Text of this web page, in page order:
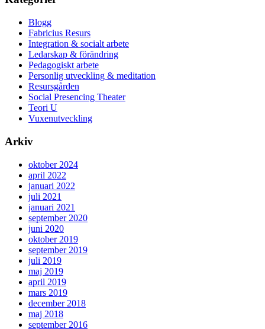
Blogg
Fabricius Resurs
Integration & socialt arbete
Ledarskap & förändring
Pedagogiskt arbete
Personlig utveckling & meditation
Resursgården
Social Presencing Theater
Teori U
Vuxenutveckling
Arkiv
oktober 2024
april 2022
januari 2022
juli 2021
januari 2021
september 2020
juni 2020
oktober 2019
september 2019
juli 2019
maj 2019
april 2019
mars 2019
december 2018
maj 2018
september 2016